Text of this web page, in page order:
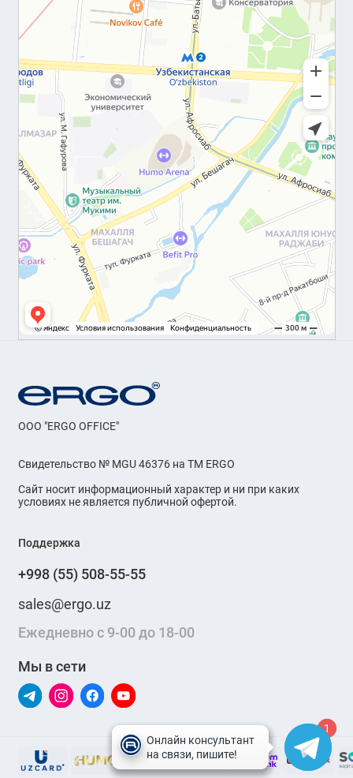
OOO "ERGO OFFICE"
Свидетельство № MGU 46376 на ТМ ERGO
Сайт носит информационный характер и ни при каких
условиях не является публичной офертой.
Поддержка
+998 (55) 508-55-55
sales@ergo.uz
Ежедневно с 9-00 до 18-00
Мы в сети
1
1